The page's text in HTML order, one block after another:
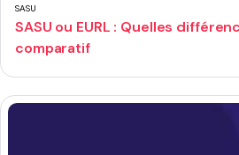
SASU
SASU ou EURL : Quelles
comparatif